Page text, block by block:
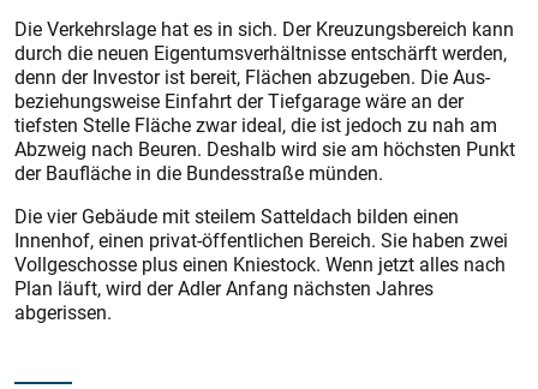
Die Verkehrslage hat es in sich. Der Kreuzungsbereich kann
durch die neuen Eigentumsverhältnisse entschärft werden,
denn der Investor ist bereit, Flächen abzugeben. Die Aus-
beziehungsweise Einfahrt der Tiefgarage wäre an der
tiefsten Stelle Fläche zwar ideal, die ist jedoch zu nah am
Abzweig nach Beuren. Deshalb wird sie am höchsten Punkt
der Baufläche in die Bundesstraße münden.
Die vier Gebäude mit steilem Satteldach bilden einen
Innenhof, einen privat-öffentlichen Bereich. Sie haben zwei
Vollgeschosse plus einen Kniestock. Wenn jetzt alles nach
Plan läuft, wird der Adler Anfang nächsten Jahres
abgerissen.